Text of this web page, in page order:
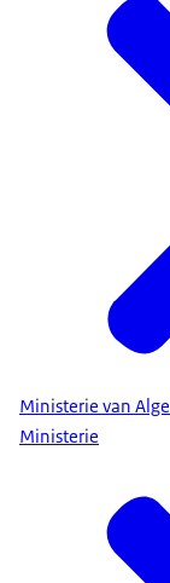
Ministerie van
Ministerie